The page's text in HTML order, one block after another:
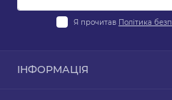
Я прочитав Політика
ІНФОРМАЦІЯ